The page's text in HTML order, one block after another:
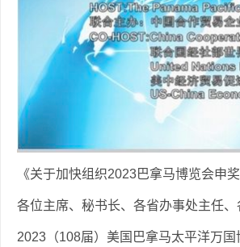
《关于加快组织2023巴拿马博览会申
各位主席、秘书长、各省办事处主任、
2023（108届）美国巴拿马太平洋万